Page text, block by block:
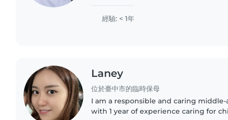
Chinese (intermediate)...
經驗: < 1年
Laney
位於臺中市的臨時保母
I am a responsible and caring
with 1 year of experience caring for